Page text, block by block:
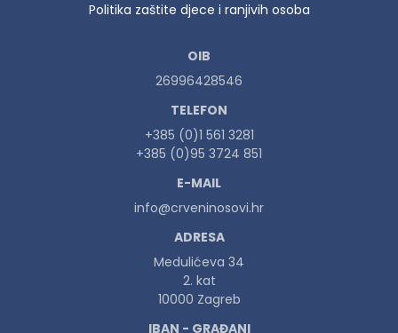
Politika zaštite djece i ranjivih osoba
OIB
26996428546
TELEFON
+385 (0)1 561 3281
+385 (0)95 3724 851
E-MAIL
info@crveninosovi.hr
ADRESA
Medulićeva 34
2. kat
10000 Zagreb
IBAN - GRAĐANI